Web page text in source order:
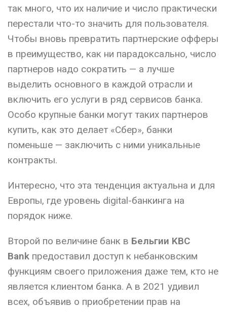
так много, что их наличие и число практически
перестали что-то значить для пользователя.
Чтобы вновь превратить партнерские офферы
в преимущество, как ни парадоксально, число
партнеров надо сократить — а лучше
выделить основного в каждой отрасли и
включить его услуги в ряд сервисов банка.
Особо крупные банки могут таких партнеров
купить, как это делает «Сбер», банки
поменьше — заключить с ними уникальные
контракты.
Интересно, что эта тенденция актуальна и для
Европы, где уровень digital-банкинга на
порядок ниже.
Второй по величине банк в Бельгии KBC
Bank предоставил доступ к небанковским
функциям своего приложения даже тем, кто не
является клиентом банка. А в 2021 удивил
всех, объявив о приобретении прав на